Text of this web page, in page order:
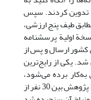
خود را تدوین کردند. سپس
طیف پنج ارزشی،
اولیة پرسشنامه
کشور ارسال و پس از
یکی از رایج‌ترین
به‌کار برده می‌شود،
مطالعة مقدماتی است. در همین راستا، پرسشنامة پژوهش بین 30 نفر از